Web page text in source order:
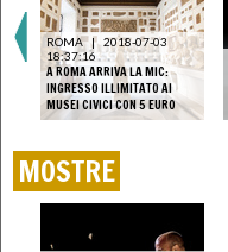
ROMA | 2018-07-03
18:37:16
A ROMA ARRIVA LA MIC:
INGRESSO ILLIMITATO AI
MUSEI CIVICI CON 5 EURO
MOSTRE